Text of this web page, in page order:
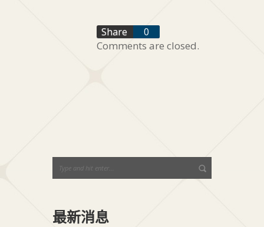
Share
f
t
0
Comments are closed.
最新消息